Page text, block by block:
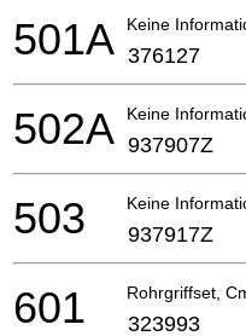
Keine
501A 376127
Keine
502A 937907Z
Keine
503 937917Z
Rohrgriffset,
601 323993